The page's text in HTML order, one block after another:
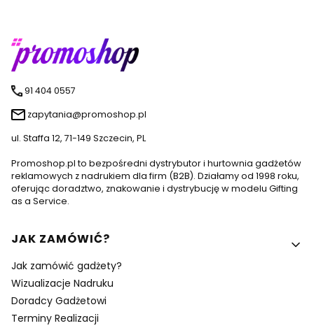
91 404 0557
zapytania@promoshop.pl
ul. Staffa 12, 71-149 Szczecin, PL
Promoshop.pl to bezpośredni dystrybutor i hurtownia gadżetów
reklamowych z nadrukiem dla firm (B2B). Działamy od 1998 roku,
oferując doradztwo, znakowanie i dystrybucję w modelu Gifting
as a Service.
Linki w stopce
JAK ZAMÓWIĆ?
Jak zamówić gadżety?
Wizualizacje Nadruku
Doradcy Gadżetowi
Terminy Realizacji